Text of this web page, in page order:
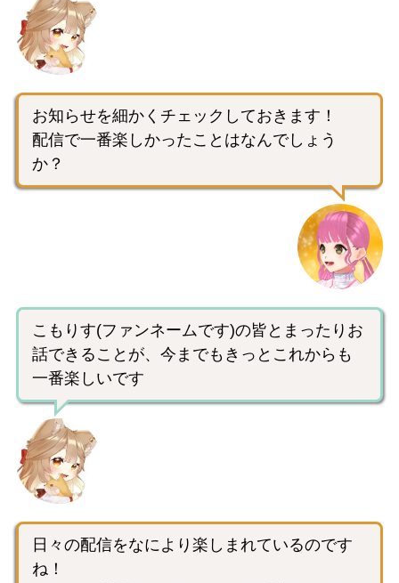
お知らせを細かくチェックしておきます！
配信で一番楽しかったことはなんでしょう
か？
こもりす(ファンネームです)の皆とまったりお
話できることが、今までもきっとこれからも
一番楽しいです
日々の配信をなにより楽しまれているのです
ね！